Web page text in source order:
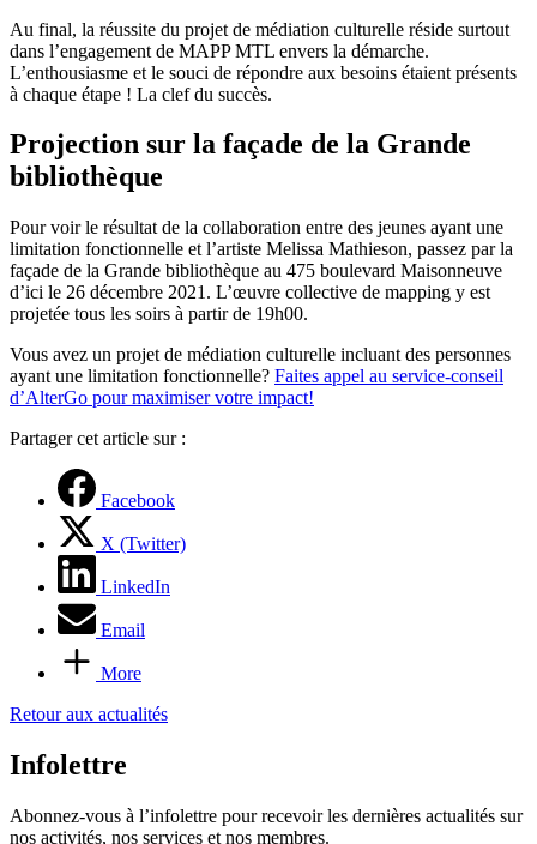
Au final, la réussite du projet de médiation culturelle réside surtout
dans l’engagement de MAPP MTL envers la démarche.
L’enthousiasme et le souci de répondre aux besoins étaient présents
à chaque étape ! La clef du succès.
Projection sur la façade de la Grande
bibliothèque
Pour voir le résultat de la collaboration entre des jeunes ayant une
limitation fonctionnelle et l’artiste Melissa Mathieson, passez par la
façade de la Grande bibliothèque au 475 boulevard Maisonneuve
d’ici le 26 décembre 2021. L’œuvre collective de mapping y est
projetée tous les soirs à partir de 19h00.
Vous avez un projet de médiation culturelle incluant des personnes
ayant une limitation fonctionnelle? Faites appel au service-conseil
d’AlterGo pour maximiser votre impact!
Partager cet article sur :
Facebook
X (Twitter)
LinkedIn
Email
More
Retour aux actualités
Infolettre
Abonnez-vous à l’infolettre pour recevoir les dernières actualités sur
nos activités, nos services et nos membres.